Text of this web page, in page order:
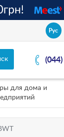
Рус
для дома и